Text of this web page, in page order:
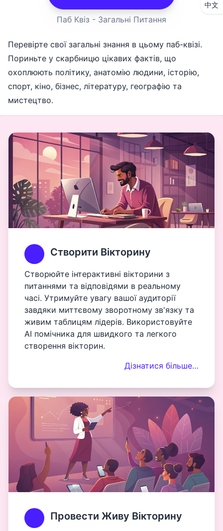
中文
Паб Квіз - Загальні Питання
Перевірте свої загальні знання в цьому паб-квізі.
Пориньте у скарбницю цікавих фактів, що
охоплюють політику, анатомію людини, історію,
спорт, кіно, бізнес, літературу, географію та
мистецтво.
Створити Вікторину
Створюйте інтерактивні вікторини з
питаннями та відповідями в реальному
часі. Утримуйте увагу вашої аудиторії
завдяки миттєвому зворотному зв'язку та
живим таблицям лідерів. Використовуйте
AI помічника для швидкого та легкого
створення вікторин.
Дізнатися більше…
Провести Живу Вікторину